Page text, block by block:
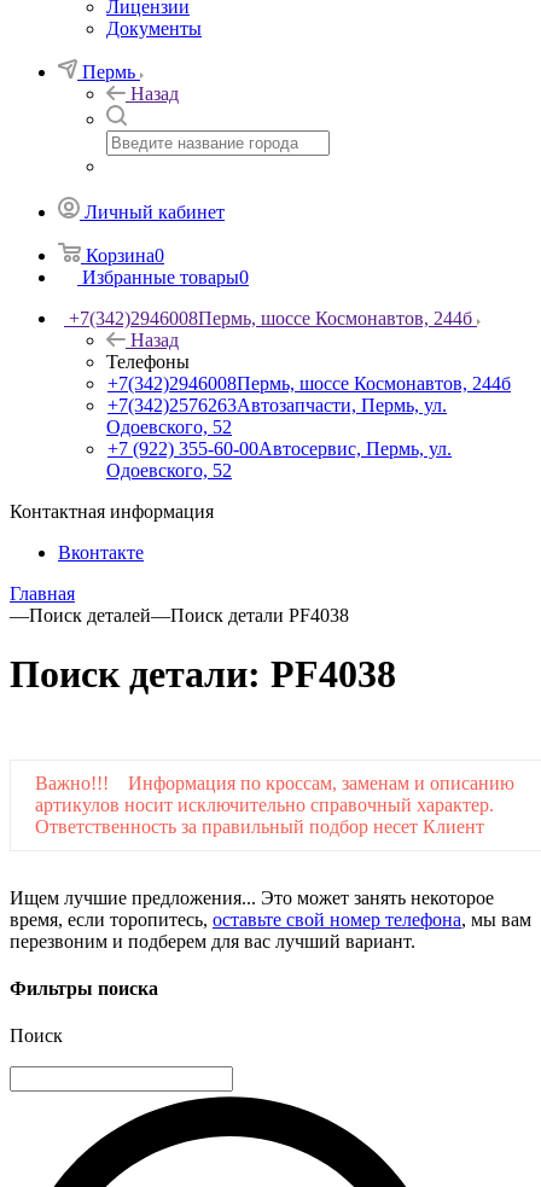
Лицензии
Документы
Пермь
Назад
Личный кабинет
Корзина0
Избранные товары0
+7(342)2946008Пермь, шоссе Космонавтов, 244б
Назад
Телефоны
+7(342)2946008Пермь, шоссе Космонавтов, 244б
+7(342)2576263Автозапчасти, Пермь, ул.
Одоевского, 52
+7 (922) 355-60-00Автосервис, Пермь, ул.
Одоевского, 52
Контактная информация
Вконтакте
Главная
—Поиск деталей—Поиск детали PF4038
Поиск детали: PF4038
Важно!!! Информация по кроссам, заменам и описанию
артикулов носит исключительно справочный характер.
Ответственность за правильный подбор несет Клиент
Ищем лучшие предложения... Это может занять некоторое
время, если торопитесь, оставьте свой номер телефона, мы вам
перезвоним и подберем для вас лучший вариант.
Фильтры поиска
Поиск